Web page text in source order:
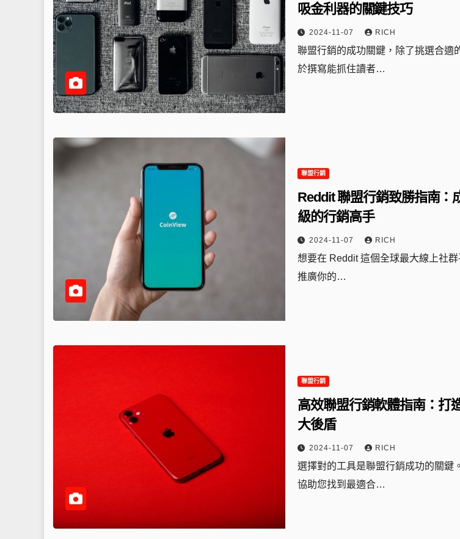
吸金利器的關鍵技巧
2024-11-07 RICH
聯盟行銷的成功關鍵，除了挑選合適
於撰寫能抓住讀者…
聯盟行銷
Reddit 聯盟行銷致勝指南：
級的行銷高手
2024-11-07 RICH
想要在 Reddit 這個全球最大線上社
推廣你的…
聯盟行銷
高效聯盟行銷軟體指南：打
大後盾
2024-11-07 RICH
選擇對的工具是聯盟行銷成功的關鍵
協助您找到最適合…